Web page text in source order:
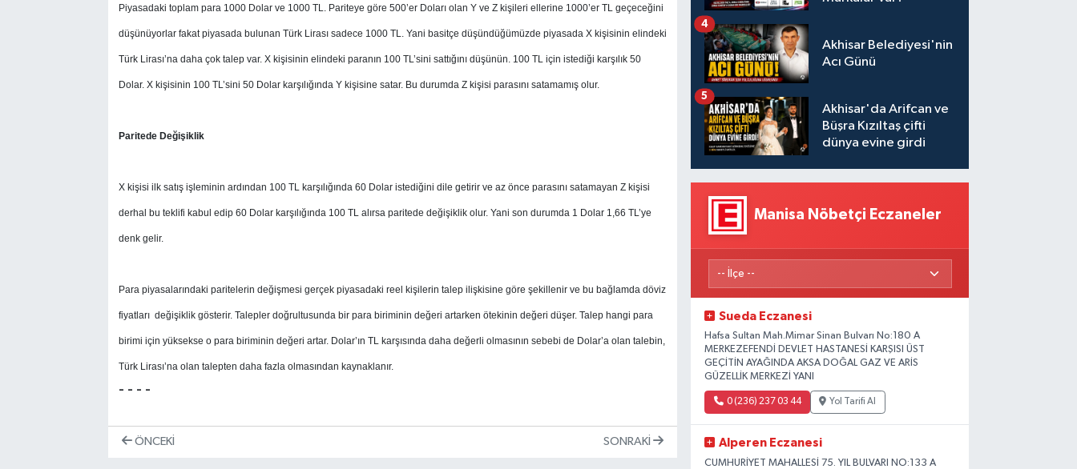
Piyasadaki toplam para 1000 Dolar ve 1000 TL. Pariteye göre 500’er Doları olan Y ve Z kişileri ellerine 1000’er TL geçeceğini
düşünüyorlar fakat piyasada bulunan Türk Lirası sadece 1000 TL. Yani basitçe düşündüğümüzde piyasada X kişisinin elindeki
Türk Lirası’na daha çok talep var. X kişisinin elindeki paranın 100 TL’sini sattığını düşünün. 100 TL için istediği karşılık 50
Dolar. X kişisinin 100 TL’sini 50 Dolar karşılığında Y kişisine satar. Bu durumda Z kişisi parasını satamamış olur.
Paritede Değişiklik
X kişisi ilk satış işleminin ardından 100 TL karşılığında 60 Dolar istediğini dile getirir ve az önce parasını satamayan Z kişisi
derhal bu teklifi kabul edip 60 Dolar karşılığında 100 TL alırsa paritede değişiklik olur. Yani son durumda 1 Dolar 1,66 TL’ye
denk gelir.
Para piyasalarındaki paritelerin değişmesi gerçek piyasadaki reel kişilerin talep ilişkisine göre şekillenir ve bu bağlamda döviz
fiyatları değişiklik gösterir. Talepler doğrultusunda bir para biriminin değeri artarken ötekinin değeri düşer. Talep hangi para
birimi için yüksekse o para biriminin değeri artar. Dolar’ın TL karşısında daha değerli olmasının sebebi de Dolar’a olan talebin,
Türk Lirası’na olan talepten daha fazla olmasından kaynaklanır.
- - - -
ÖNCEKI SONRAKI
Akhisar Belediyesi'nin
Acı Günü
4
Akhisar'da Arifcan ve
Büşra Kızıltaş çifti
dünya evine girdi
5
Manisa Nöbetçi Eczaneler
Sueda Eczanesi
Hafsa Sultan Mah.Mimar Sinan Bulvarı No:180 A
MERKEZEFENDİ DEVLET HASTANESİ KARŞISI ÜST
GEÇİTİN AYAĞINDA AKSA DOĞAL GAZ VE ARİS
GÜZELLİK MERKEZİ YANI
0 (236) 237 03 44 Yol Tarifi Al
Alperen Eczanesi
CUMHURİYET MAHALLESİ 75. YIL BULVARI NO:133 A